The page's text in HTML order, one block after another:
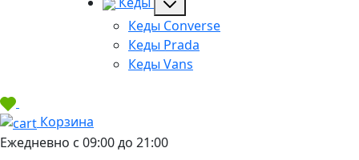
Кеды Converse
Кеды Prada
Кеды Vans
Корзина
Ежедневно с 09:00 до 21:00